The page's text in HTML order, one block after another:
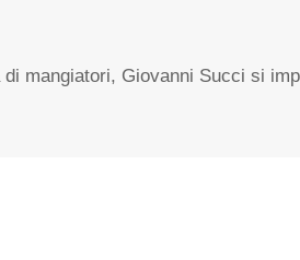
mangiatori, Giovanni Succi si